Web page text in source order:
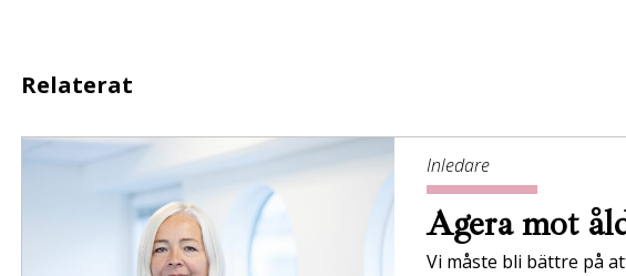
Relaterat
Inledare
Agera mot
Vi måste bli bättre på